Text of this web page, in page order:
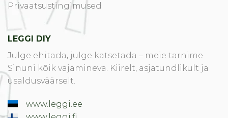
Privaatsustingimused
LEGGI DIY
Julge ehitada, julge katsetada – meie tarnime
Sinuni kõik vajamineva. Kiirelt, asjatundlikult ja
usaldusväärselt.
www.leggi.ee